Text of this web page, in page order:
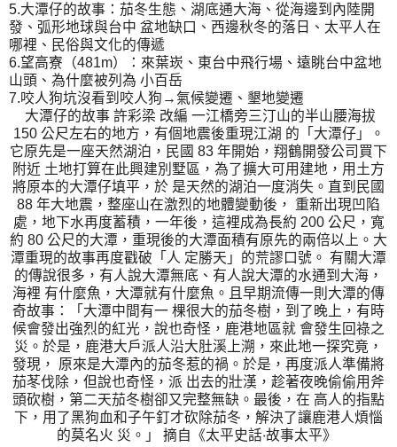
5.大潭仔的故事：茄冬生態、湖底通大海、從海邊到內陸開
發、弧形地球與台中 盆地缺口、西邊秋冬的落日、太平人在
哪裡、民俗與文化的傳遞
6.望高寮（481m）：來葉崁、東台中飛行場、遠眺台中盆地
山頭、為什麼被列為 小百岳
7.咬人狗坑沒看到咬人狗→氣候變遷、墾地變遷
大潭仔的故事 許彩梁 改編 一江橋旁三汀山的半山腰海拔
150 公尺左右的地方，有個地震後重現江湖 的「大潭仔」。
它原先是一座天然湖泊，民國 83 年開始，翔鶴開發公司買下
附近 土地打算在此興建別墅區，為了擴大可用建地，用土方
將原本的大潭仔填平，於 是天然的湖泊一度消失。直到民國
88 年大地震，整座山在激烈的地體變動後， 重新出現凹陷
處，地下水再度蓄積，一年後，這裡成為長約 200 公尺，寬
約 80 公尺的大潭，重現後的大潭面積有原先的兩倍以上。大
潭重現的故事再度戳破「人 定勝天」的荒謬口號。 有關大潭
的傳說很多，有人說大潭無底、有人說大潭的水通到大海，
海裡 有什麼魚，大潭就有什麼魚。且早期流傳一則大潭的傳
奇故事：「大潭中間有一 棵很大的茄冬樹，到了晚上，有時
候會發出強烈的紅光，說也奇怪，鹿港地區就 會發生回祿之
災。於是，鹿港大戶派人沿大肚溪上溯，來此地一探究竟，
發現， 原來是大潭內的茄冬惹的禍。於是，再度派人準備將
茄苳伐除，但說也奇怪，派 出去的壯漢，趁著夜晚偷偷用斧
頭砍樹，第二天茄冬樹卻又完整無缺。最後，在 高人的指點
下，用了黑狗血和子午釘才砍除茄冬，解決了讓鹿港人煩惱
的莫名火 災。」 摘自《太平史話‧故事太平》